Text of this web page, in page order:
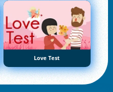
Love Test